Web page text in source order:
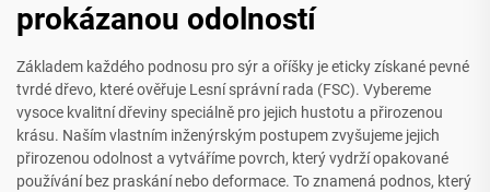
prokázanou odolností
Základem každého podnosu pro sýr a oříšky je eticky získané pevné
tvrdé dřevo, které ověřuje Lesní správní rada (FSC). Vybereme
vysoce kvalitní dřeviny speciálně pro jejich hustotu a přirozenou
krásu. Naším vlastním inženýrským postupem zvyšujeme jejich
přirozenou odolnost a vytváříme povrch, který vydrží opakované
používání bez praskání nebo deformace. To znamená podnos, který